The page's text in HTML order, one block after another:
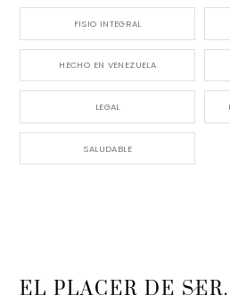
FISIO INTEGRAL
HECHO EN VENEZUELA
LEGAL
SALUDABLE
Back
EL PLACER DE